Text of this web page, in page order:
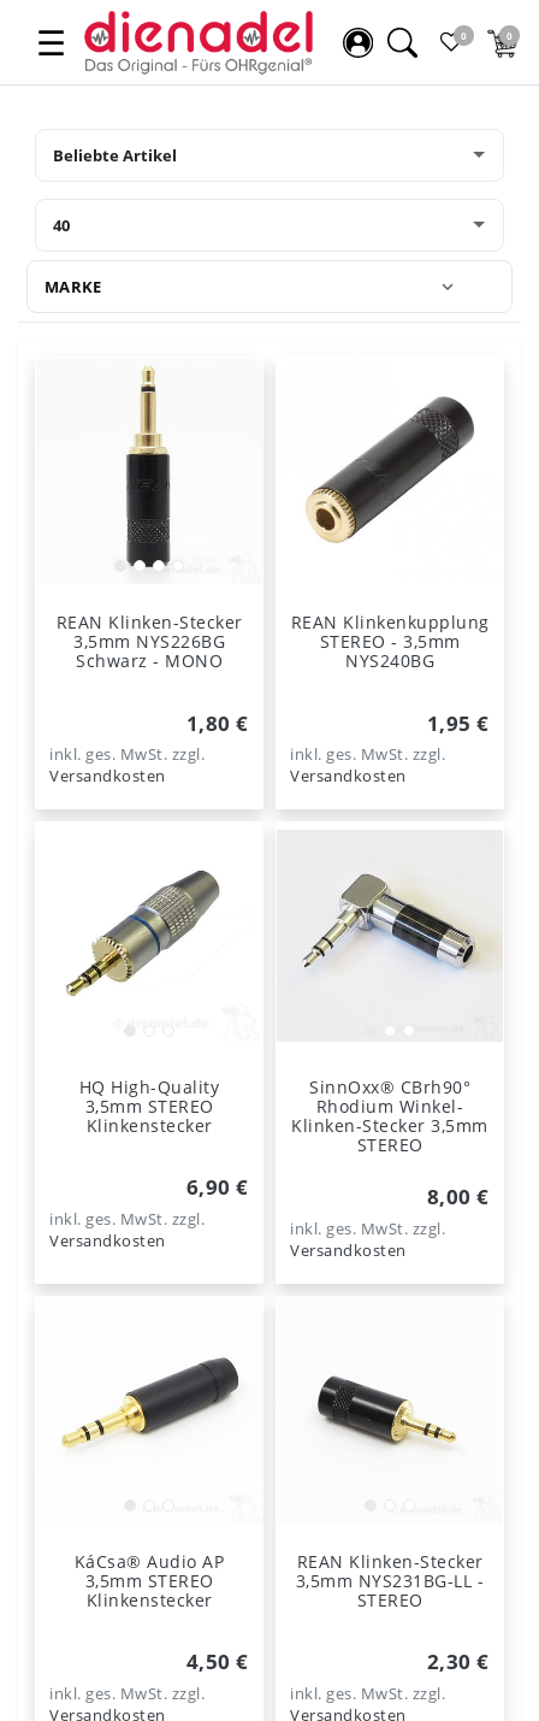
☰ 0 0
MARKE
REAN Klinken-Stecker
3,5mm NYS226BG
Schwarz - MONO
1,80 €
inkl. ges. MwSt. zzgl.
Versandkosten
REAN Klinkenkupplung
STEREO - 3,5mm
NYS240BG
1,95 €
inkl. ges. MwSt. zzgl.
Versandkosten
HQ High-Quality
3,5mm STEREO
Klinkenstecker
6,90 €
inkl. ges. MwSt. zzgl.
Versandkosten
SinnOxx® CBrh90°
Rhodium Winkel-
Klinken-Stecker 3,5mm
STEREO
8,00 €
inkl. ges. MwSt. zzgl.
Versandkosten
KáCsa® Audio AP
3,5mm STEREO
Klinkenstecker
4,50 €
inkl. ges. MwSt. zzgl.
Versandkosten
REAN Klinken-Stecker
3,5mm NYS231BG-LL -
STEREO
2,30 €
inkl. ges. MwSt. zzgl.
Versandkosten